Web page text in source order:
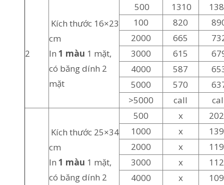
2
Kích thước 16×23
cm
In 1 màu 1 mặt,
có băng dính 2
mặt
500 1310
100
820
2000
665
3000
615
4000
587
5000
570
>5000
call
Kích thước 25×34
cm
In 1 màu 1 mặt,
có băng dính 2
500 x
1000
x
2000
x
3000
x
4000
x